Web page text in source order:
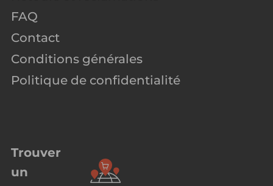
FAQ
Contact
Conditions générales
Politique de confidentialité
Trouver
un